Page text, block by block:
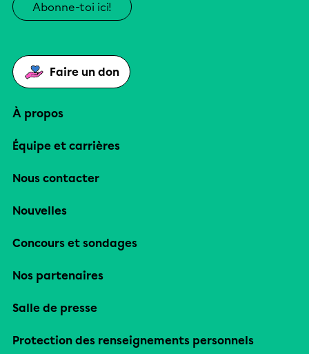
Abonne-toi ici!
Faire un don
À propos
Équipe et carrières
Nous contacter
Nouvelles
Concours et sondages
Nos partenaires
Salle de presse
Protection des renseignements personnels